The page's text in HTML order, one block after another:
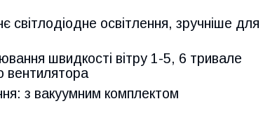
світлодіодне освітлення, зручніше для
швидкості вітру 1-5, 6 тривале
вентилятора
з вакуумним комплектом